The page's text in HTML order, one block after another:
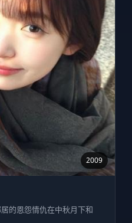
2009
的恩怨情仇在中秋月下和